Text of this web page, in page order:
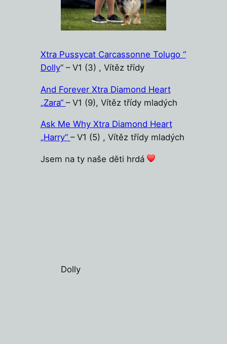
Xtra Pussycat Carcassonne Tolugo “
Dolly“ – V1 (3) , Vítěz třídy
And Forever Xtra Diamond Heart
„Zara“ – V1 (9), Vítěz třídy mladých
Ask Me Why Xtra Diamond Heart
„Harry“ – V1 (5) , Vítěz třídy mladých
Jsem na ty naše děti hrdá
Dolly